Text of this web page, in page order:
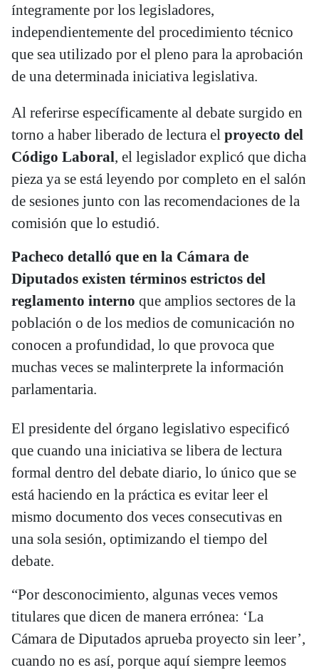
íntegramente por los legisladores,
independientemente del procedimiento técnico
que sea utilizado por el pleno para la aprobación
de una determinada iniciativa legislativa.
Al referirse específicamente al debate surgido en
torno a haber liberado de lectura el proyecto del
Código Laboral, el legislador explicó que dicha
pieza ya se está leyendo por completo en el salón
de sesiones junto con las recomendaciones de la
comisión que lo estudió.
Pacheco detalló que en la Cámara de
Diputados existen términos estrictos del
reglamento interno que amplios sectores de la
población o de los medios de comunicación no
conocen a profundidad, lo que provoca que
muchas veces se malinterprete la información
parlamentaria.
El presidente del órgano legislativo especificó
que cuando una iniciativa se libera de lectura
formal dentro del debate diario, lo único que se
está haciendo en la práctica es evitar leer el
mismo documento dos veces consecutivas en
una sola sesión, optimizando el tiempo del
debate.
“Por desconocimiento, algunas veces vemos
titulares que dicen de manera errónea: ‘La
Cámara de Diputados aprueba proyecto sin leer’,
cuando no es así, porque aquí siempre leemos